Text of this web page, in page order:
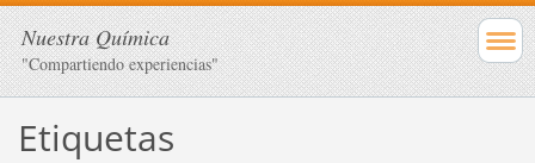
Nuestra Química
"Compartiendo experiencias"
Etiquetas